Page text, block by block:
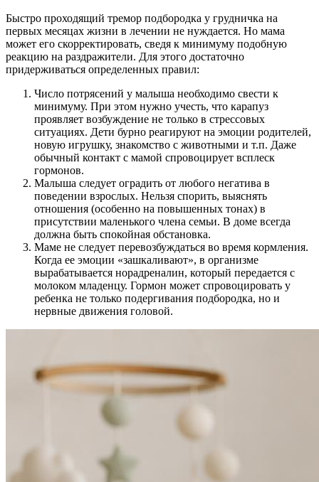
Быстро проходящий тремор подбородка у грудничка на
первых месяцах жизни в лечении не нуждается. Но мама
может его скорректировать, сведя к минимуму подобную
реакцию на раздражители. Для этого достаточно
придерживаться определенных правил:
Число потрясений у малыша необходимо свести к
минимуму. При этом нужно учесть, что карапуз
проявляет возбуждение не только в стрессовых
ситуациях. Дети бурно реагируют на эмоции родителей,
новую игрушку, знакомство с животными и т.п. Даже
обычный контакт с мамой спровоцирует всплеск
гормонов.
Малыша следует оградить от любого негатива в
поведении взрослых. Нельзя спорить, выяснять
отношения (особенно на повышенных тонах) в
присутствии маленького члена семьи. В доме всегда
должна быть спокойная обстановка.
Маме не следует перевозбуждаться во время кормления.
Когда ее эмоции «зашкаливают», в организме
вырабатывается норадреналин, который передается с
молоком младенцу. Гормон может спровоцировать у
ребенка не только подергивания подбородка, но и
нервные движения головой.